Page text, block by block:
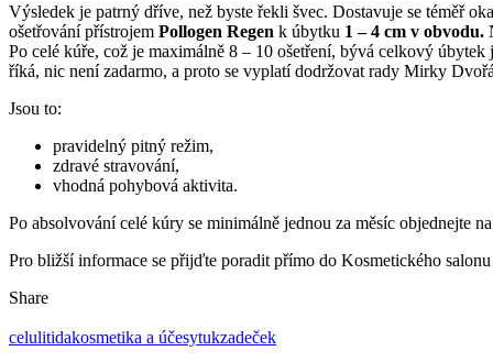
Výsledek je patrný dříve, než byste řekli švec. Dostavuje se téměř
ošetřování přístrojem Pollogen Regen k úbytku 1 – 4 cm v obvodu.
Po celé kúře, což je maximálně 8 – 10 ošetření, bývá celkový
říká, nic není zadarmo, a proto se vyplatí dodržovat rady Mirky
Jsou to:
pravidelný pitný režim,
zdravé stravování,
vhodná pohybová aktivita.
Po absolvování celé kúry se minimálně jednou za měsíc objednejte
Pro bližší informace se přijďte poradit přímo do Kosmetického
Share
celulitidakosmetika a účesytukzadeček